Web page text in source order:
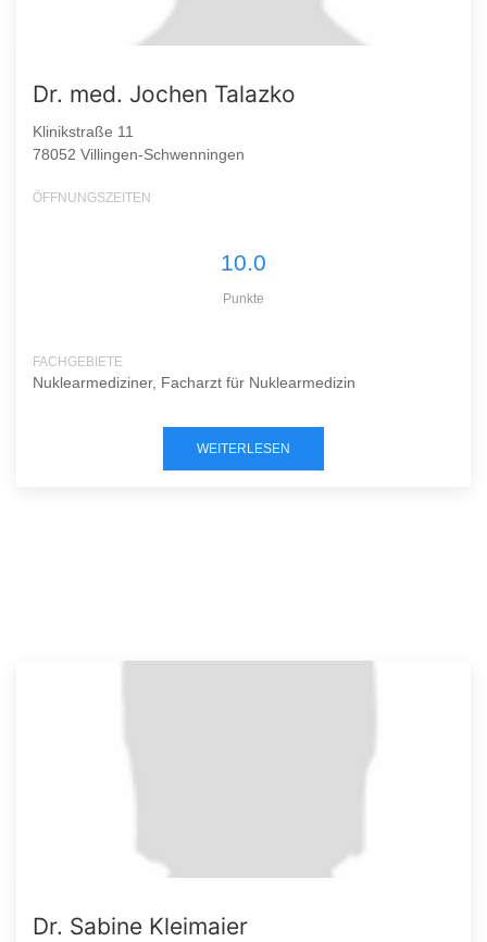
Dr. med. Jochen Talazko
Klinikstraße 11
78052 Villingen-Schwenningen
ÖFFNUNGSZEITEN
10.0
Punkte
FACHGEBIETE
Nuklearmediziner, Facharzt für Nuklearmedizin
WEITERLESEN
Dr. Sabine Kleimaier